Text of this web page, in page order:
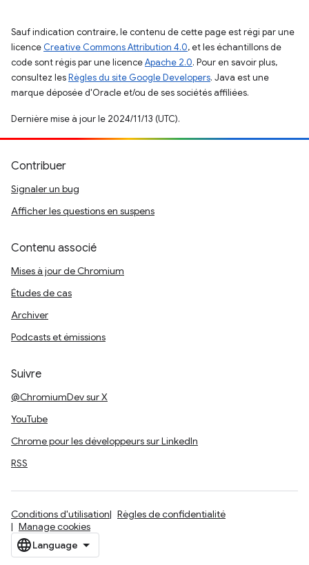
Sauf indication contraire, le contenu de cette page est régi par une
licence Creative Commons Attribution 4.0, et les échantillons de
code sont régis par une licenceApache 2.0. Pour en savoir plus,
consultez lesRègles du site Google Developers. Java est une
marque déposée d'Oracle et/ou de ses sociétés affiliées.
Dernière mise à jour le 2024/11/13 (UTC).
Contribuer
Signaler un bug
Afficher les questions en suspens
Contenu associé
Mises à jour de Chromium
Études de cas
Archiver
Podcasts et émissions
Suivre
@ChromiumDev sur X
YouTube
Chrome pour les développeurs sur LinkedIn
RSS
Conditions d'utilisation
Règles de confidentialité
Manage cookies